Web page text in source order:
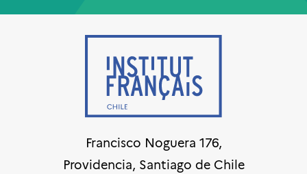
Francisco Noguera 176,
Providencia, Santiago de Chile